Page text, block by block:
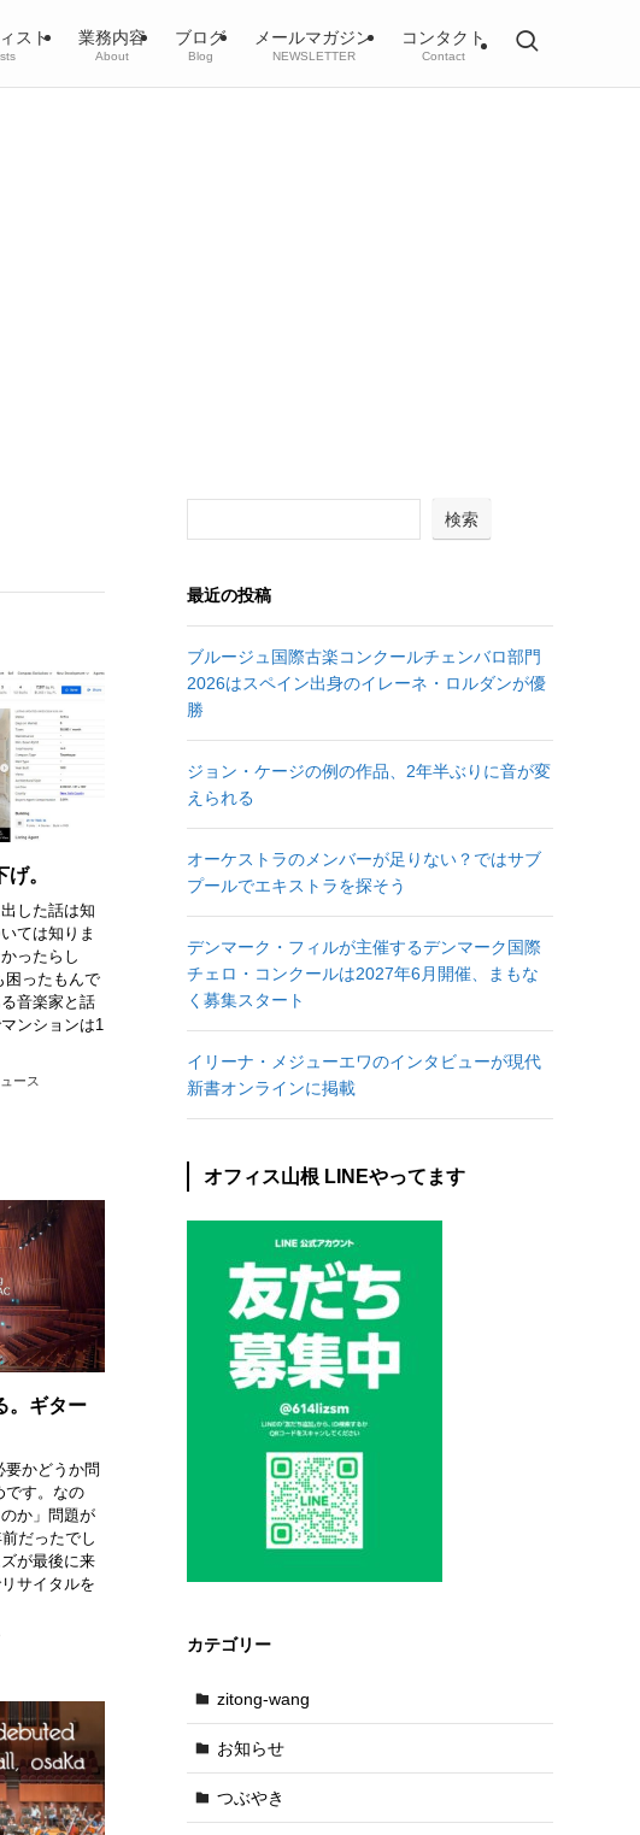
スト 業務内容
About
ブログ
Blog
メールマガジン
NEWSLETTER
コンタクト
Contact
。
した話は知
ては知りま
ったらし
困ったもんで
音楽家と話
ンションは1
ース
。ギター
要かどうか問
です。なの
か」問題が
だったでし
が最後に来
サイタルを
検索
最近の投稿
ブルージュ国際古楽コンクールチェンバロ部門
2026はスペイン出身のイレーネ・ロルダンが優
勝
ジョン・ケージの例の作品、2年半ぶりに音が変
えられる
オーケストラのメンバーが足りない？ではサブ
プールでエキストラを探そう
デンマーク・フィルが主催するデンマーク国際
チェロ・コンクールは2027年6月開催、まもな
く募集スタート
イリーナ・メジューエワのインタビューが現代
新書オンラインに掲載
オフィス山根 LINEやってます
カテゴリー
zitong-wang
お知らせ
つぶやき